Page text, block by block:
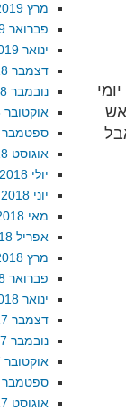
מרץ 2019
פברואר 2019
ינואר 2019
דצמבר 2018
נובמבר 2018
אוקטובר 2018
ספטמבר 2018
אוגוסט 2018
יולי 2018
יוני 2018
מאי 2018
אפריל 2018
מרץ 2018
פברואר 2018
ינואר 2018
דצמבר 2017
נובמבר 2017
אוקטובר 2017
ספטמבר 2017
אוגוסט 2017